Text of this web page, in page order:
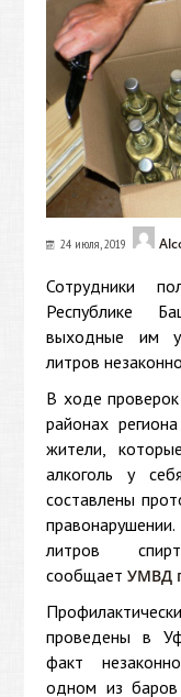
24 июля, 2019
Сотрудники
Республике
выходные им
литров
В ходе
районах
жители,
алкоголь у
составлены
литров
сообщаетУМВД
проведены в
факт
одном из баров